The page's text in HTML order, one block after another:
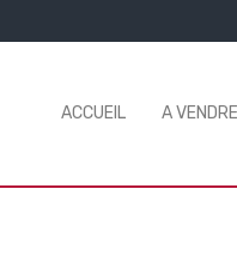
ACCUEIL A VENDRE